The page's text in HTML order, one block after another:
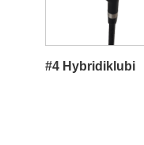
#4 Hybridiklubi